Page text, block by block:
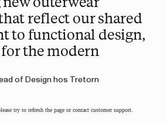
reflect our shared
to functional design,
the modern
of Design hos Tretorn
try to refresh the page or contact customer support.